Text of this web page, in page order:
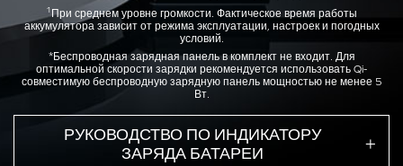
ЛЕВЫЙ
Коснитесь 2 раза: Принять / завершить вызов
Коснитесь и удерживайте 3 с: Отклонить вызов
Примечание: во время входящих/исходящих вызовов на наушниках доступна
регулировка громкости.
1 При среднем уровне громкости. Фактическое время работы
аккумулятора зависит от режима эксплуатации, настроек и погодных
условий.
*Беспроводная зарядная панель в комплект не входит. Для
оптимальной скорости зарядки рекомендуется использовать Qi-
совместимую беспроводную зарядную панель мощностью не менее 5
Вт.
РУКОВОДСТВО ПО ИНДИКАТОРУ
ЗАРЯДА БАТАРЕИ